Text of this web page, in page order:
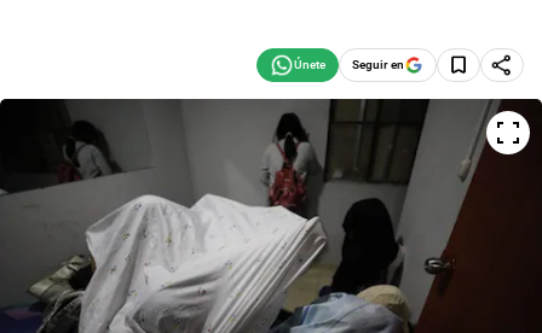
Seguir en